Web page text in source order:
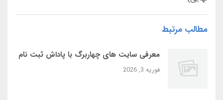
مطالب مرتبط
معرفی سایت‌ های چهاربرگ با پاداش ثبت‌ نام
فوریه 3, 2026